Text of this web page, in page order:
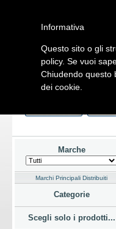
Home Listino
Hardware Software
Marche
Marchi Principali Distribuiti
Categorie
Scegli solo i prodotti...
Informativa
Questo sito o gli
policy. Se vuoi
Chiudendo questo
dei cookie.